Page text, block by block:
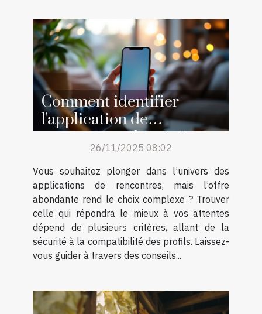
Comment identifier
l'application de
rencontres adaptée à vos
attentes ?26/11/2025 08:02
Vous souhaitez plonger dans l’univers des
applications de rencontres, mais l’offre
abondante rend le choix complexe ? Trouver
celle qui répondra le mieux à vos attentes
dépend de plusieurs critères, allant de la
sécurité à la compatibilité des profils. Laissez-
vous guider à travers des conseils...